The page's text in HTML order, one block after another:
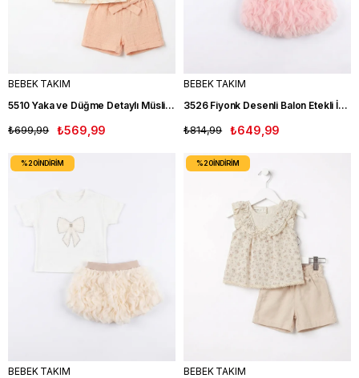
BEBEK TAKIM
5510 Yaka ve Düğme Detaylı Müslin Kız Bebe Takımı SOMON
₺569,99
₺699,99
BEBEK TAKIM
3526 Fiyonk Desenli Balon Etekli İkili Kız Bebe Takım PEMBE
₺649,99
₺814,99
BEBEK TAKIM
%20İNDIRIM
BEBEK TAKIM
%20İNDIRIM